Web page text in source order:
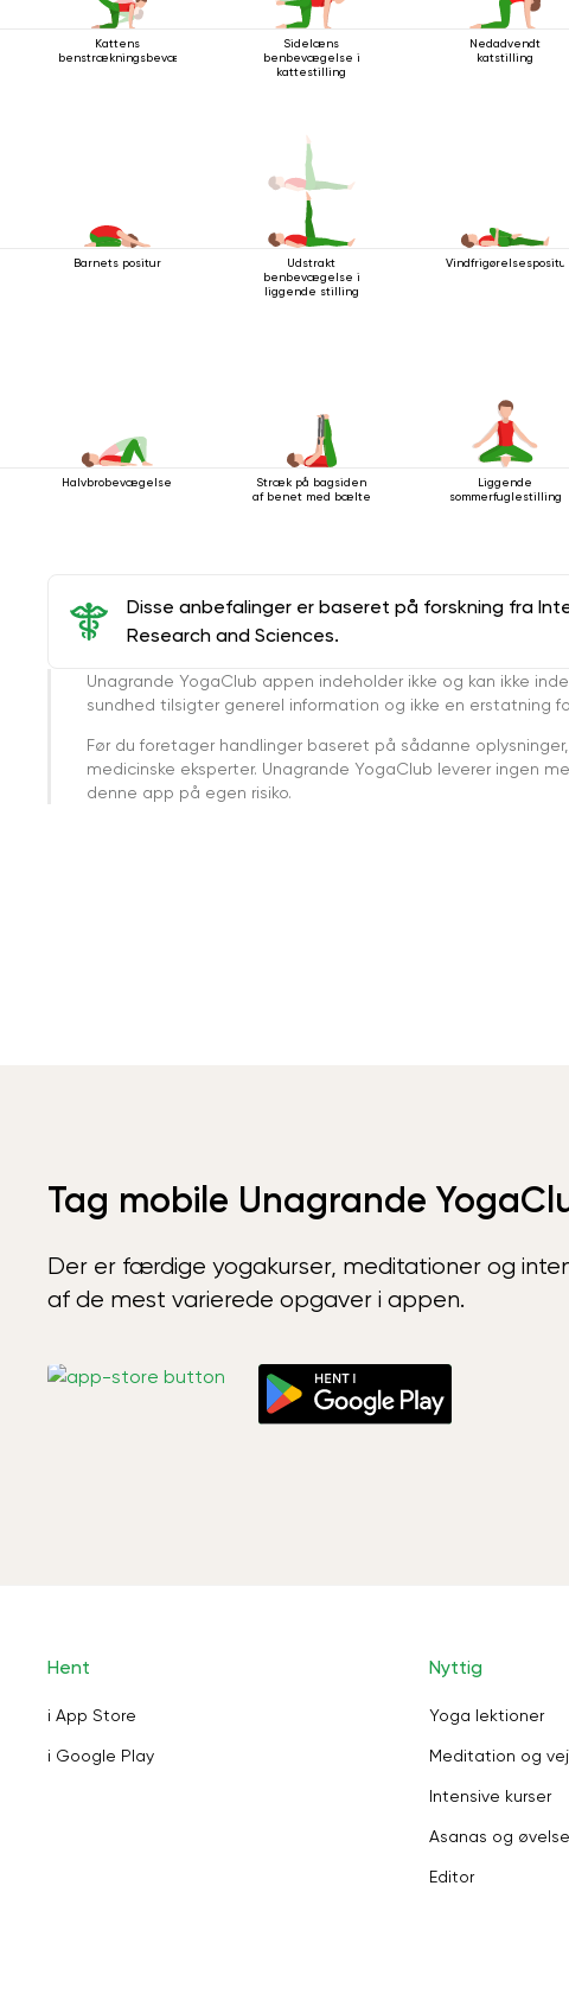
Kattens
benstrækningsbevægelse
Sidelæns
benbevægelse i
kattestilling
Nedadvendt
katstilling
Barnets positur
Udstrakt
benbevægelse i
liggende stilling
Vindfrigørelsespositur
Halvbrobevægelse
Stræk på bagsiden
af ​​benet med bælte
Liggende
sommerfuglestilling
Disse anbefalinger er baseret på forskning fra
Research and Sciences.
Unagrande YogaClub appen indeholder ikke og kan ikke
sundhed tilsigter generel information og ikke en erstatning
Før du foretager handlinger baseret på sådanne
medicinske eksperter. Unagrande YogaClub leverer ingen
denne app på egen risiko.
Tag mobile Unagrande
Der er færdige yogakurser, meditationer og
af de mest varierede opgaver i appen.
Hent
i App Store
i Google Play
Nyttig
Yoga lektioner
Meditation og
Intensive kurser
Asanas og
Editor